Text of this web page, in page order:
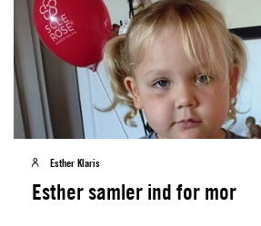
Esther Klaris
Esther samler ind for mor